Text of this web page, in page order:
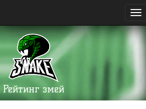
Рейтинг змей